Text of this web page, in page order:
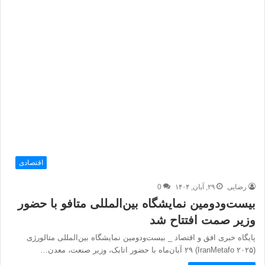
اقتصادی
رضایی ۲۹, آبان, ۱۴۰۴ 0
بیست‌ودومین نمایشگاه بین‌المللی متافو با حضور
وزیر صمت افتتاح شد
پایگاه خبری افق و اقتصاد _ بیست‌ودومین نمایشگاه بین‌المللی متالورژی
(IranMetafo ۲۰۲۵) ۲۹ آبان‌ماه با حضور اتابک، وزیر صنعت، معدن…